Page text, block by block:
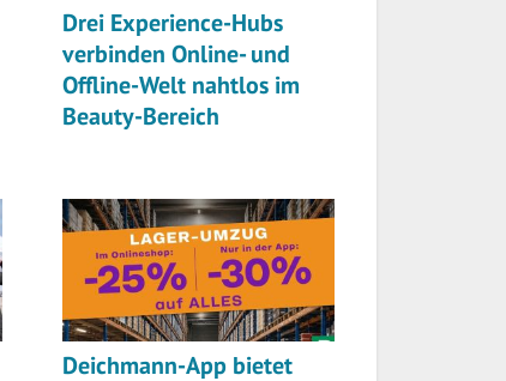
Drei Experience-Hubs
verbinden Online- und
Offline-Welt nahtlos im
Beauty-Bereich
Deichmann-App bietet